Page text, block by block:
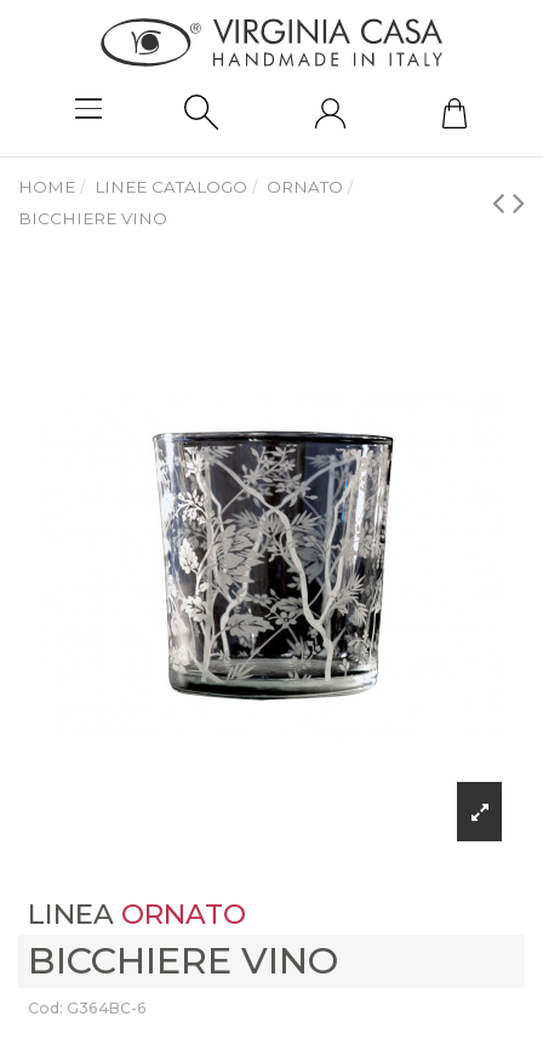
HOME LINEE CATALOGO
ORNATO
BICCHIERE VINO
LINEA ORNATO
BICCHIERE VINO
Cod: G364BC-6